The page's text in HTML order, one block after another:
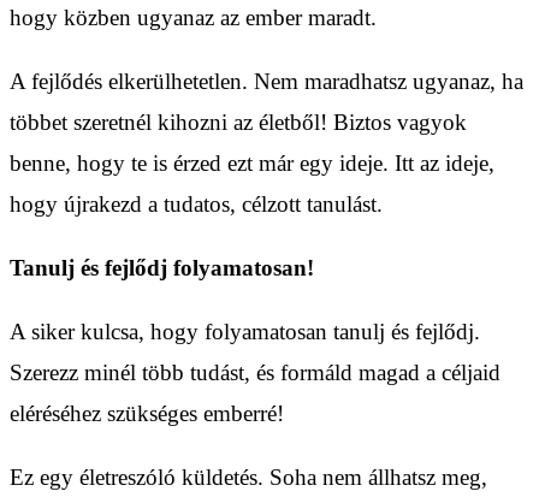
hogy közben ugyanaz az ember maradt.
A fejlődés elkerülhetetlen. Nem maradhatsz ugyanaz, ha
többet szeretnél kihozni az életből! Biztos vagyok
benne, hogy te is érzed ezt már egy ideje. Itt az ideje,
hogy újrakezd a tudatos, célzott tanulást.
Tanulj és fejlődj folyamatosan!
A siker kulcsa, hogy folyamatosan tanulj és fejlődj.
Szerezz minél több tudást, és formáld magad a céljaid
eléréséhez szükséges emberré!
Ez egy életreszóló küldetés. Soha nem állhatsz meg,